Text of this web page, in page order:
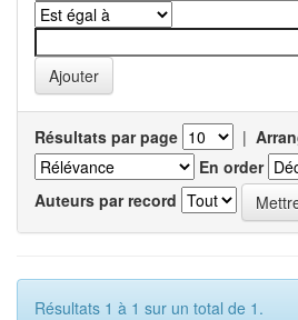
Résultats par page |
En order
Auteurs par record
Résultats 1 à 1 sur un total de 1.